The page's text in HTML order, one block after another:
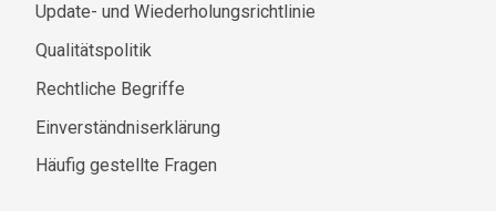
Update- und Wiederholungsrichtlinie
Qualitätspolitik
Rechtliche Begriffe
Einverständniserklärung
Häufig gestellte Fragen